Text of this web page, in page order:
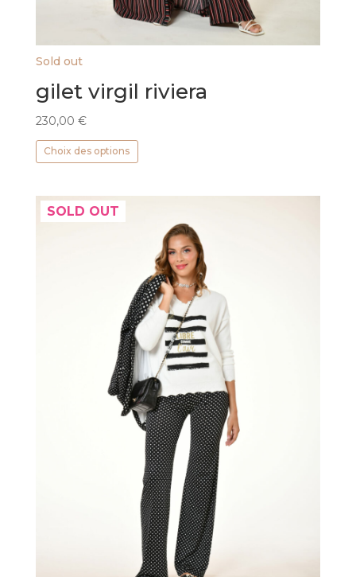
Sold out
gilet virgil riviera
230,00 €
Choix des options
Ce
plusieurs
options
peuvent
être
choisies
sur
la
page
du
produit
SOLD OUT